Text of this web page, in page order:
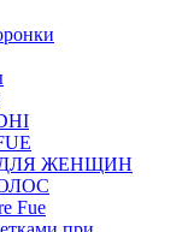
ЖЕНЩИН
Fue